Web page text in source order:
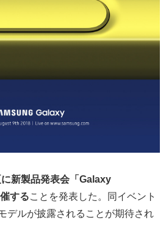
新製品発表会「Galaxy
することを発表した。同イベント
デルが披露されることが期待され